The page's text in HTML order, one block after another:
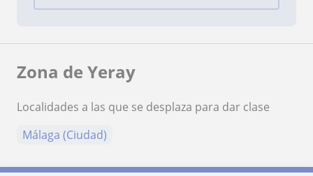
Zona de Yeray
Localidades a las que se desplaza para dar clase
Málaga (Ciudad)